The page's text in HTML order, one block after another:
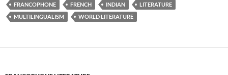
FRANCOPHONE
FRENCH INDIAN
LITERATURE
MULTILINGUALISM
WORLD LITERATURE